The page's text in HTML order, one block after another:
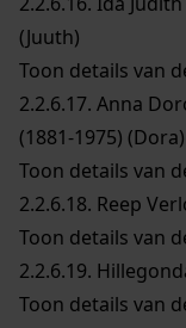
(Juuth)
Toon details van
2.2.6.17. Anna
(1881-1975) (Dora)
Toon details van
2.2.6.18. Reep
Toon details van
2.2.6.19.
Toon details van